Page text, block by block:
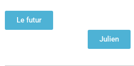
Le futur
Julien